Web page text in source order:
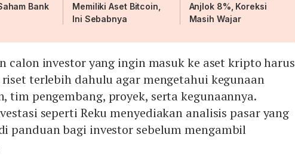
Bank
Memiliki Aset Bitcoin,
Ini Sebabnya
Anjlok 8%, Koreksi
Masih Wajar
calon investor yang ingin masuk ke aset kripto harus
terlebih dahulu agar mengetahui kegunaan
tim pengembang, proyek, serta kegunaannya.
seperti Reku menyediakan analisis pasar yang
panduan bagi investor sebelum mengambil